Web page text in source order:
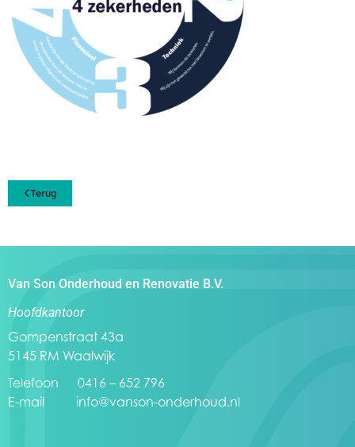
Terug
Van Son Onderhoud en Renovatie B.V.
Hoofdkantoor
Gompenstraat 43a
5145 RM Waalwijk
Telefoon 0416 – 652 796
E-mail info@vanson-onderhoud.nl